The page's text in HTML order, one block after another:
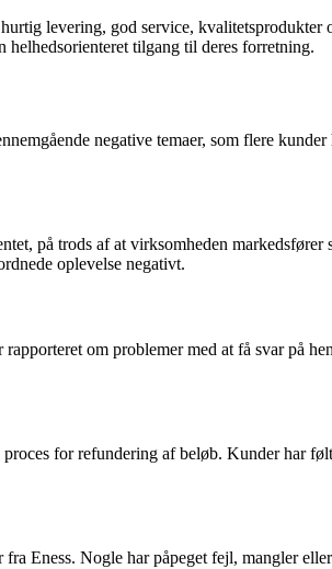
levering, god service,
helhedsorienteret tilgang til deres forretning.
negative temaer, som flere
på trods af at virksomheden
oplevelse negativt.
om problemer med at få svar på
for refundering af beløb. Kunder har
Eness. Nogle har påpeget fejl, mangler